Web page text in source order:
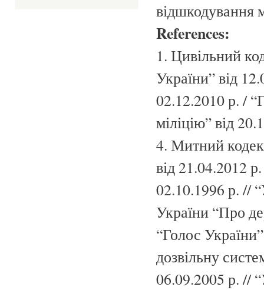
відшкодування
References:
1. Цивільний
України” від
02.12.2010 р. /
міліцію” від
4. Митний
від 21.04.2012
02.10.1996 р. //
України “Про
“Голос
дозвільну
06.09.2005 р. //